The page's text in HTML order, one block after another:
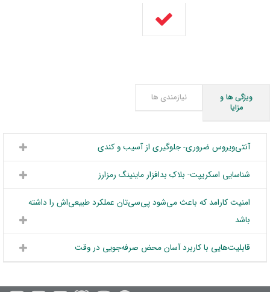
ویژگی ها و
مزایا
نیازمندی ها
آنتی‌ویروس ضروری- جلوگیری از آسیب و کندی
شناسایی اسکریپت- بلاکِ بدافزار ماینینگ رمزارز
امنیت کارامد که باعث می‌شود پی‌سی‌تان عملکرد طبیعی‌اش را داشته
باشد
قابلیت‌هایی با کاربرد آسان محض صرفه‌جویی در وقت